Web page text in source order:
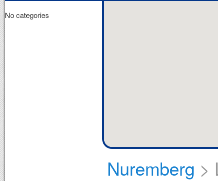
No categories
Nuremberg >